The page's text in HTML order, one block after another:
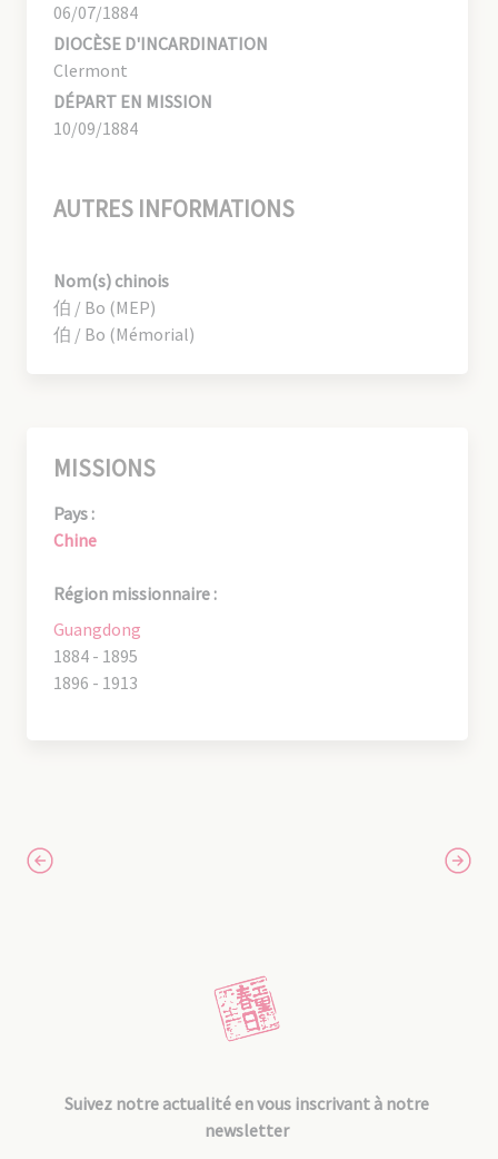
06/07/1884
DIOCÈSE D'INCARDINATION
Clermont
DÉPART EN MISSION
10/09/1884
AUTRES INFORMATIONS
Nom(s) chinois
伯 / Bo (MEP)
伯 / Bo (Mémorial)
MISSIONS
Pays :
Chine
Région missionnaire :
Guangdong
1884 - 1895
1896 - 1913
Suivez notre actualité en vous inscrivant à notre
newsletter